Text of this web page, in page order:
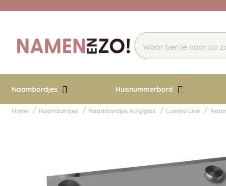
Naambordjes Huisnummerbord
Home Naambordjes Naambordjes Acrylglas Lumino Line